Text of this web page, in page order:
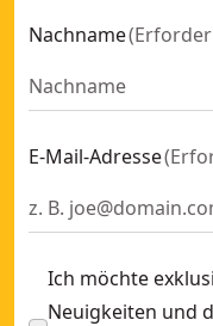
Nachname(
E-Mail-Adresse(
Ich möchte
Neuigkeiten und